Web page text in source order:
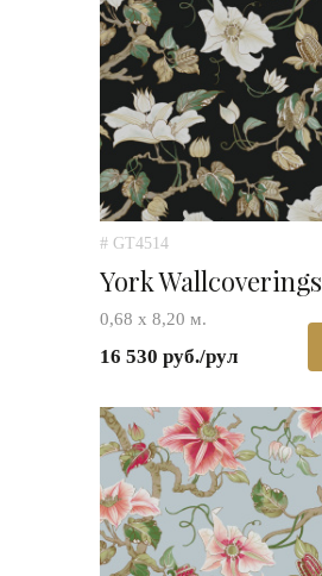
# GT4514
York Wallcoverings
0,68 х 8,20 м.
16 530 руб./рул